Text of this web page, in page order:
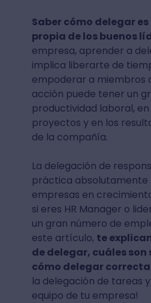
Saber cómo delegar
propia de los buenos
empresa, aprender a
implica liberarte de
empoderar a miembros
acción puede tener un
productividad laboral,
proyectos y en los
de la compañía.
La delegación de
práctica absolutamente
empresas en
si eres HR Manager o
un gran número de
este artículo, te
de delegar, cuáles son
cómo delegar
la delegación de tareas
equipo de tu empresa!